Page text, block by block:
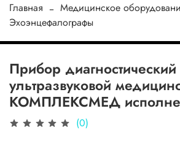
Главная Медицинское
Эхоэнцефалографы
Прибор диагностический
ультразвуковой
КОМПЛЕКСМЕД
(0)